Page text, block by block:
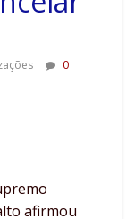
0
afirmou